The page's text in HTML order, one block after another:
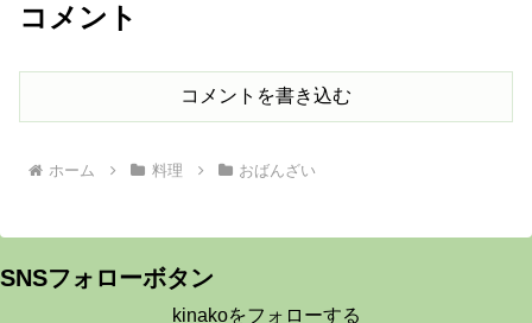
コメント
コメントを書き込む
ホーム 料理 おばんざい
SNSフォローボタン
kinakoをフォローする